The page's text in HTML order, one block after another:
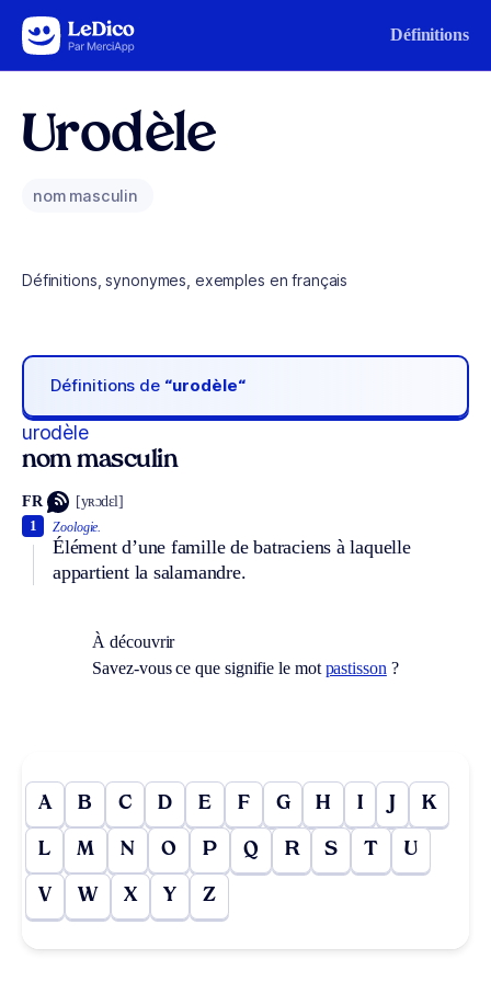
Aller au contenu Définitions
Urodèle
nom masculin
Définitions, synonymes, exemples en français
Définitions de “urodèle“
urodèle
nom masculin
FR [yʀɔdɛl]
Zoologie.
Élément d’une famille de batraciens à laquelle
appartient la salamandre.
1
À découvrir
Savez-vous ce que signifie le mot pastisson ?
A B C D E F G H I J K
L M N O P Q R S T U
V W X Y Z